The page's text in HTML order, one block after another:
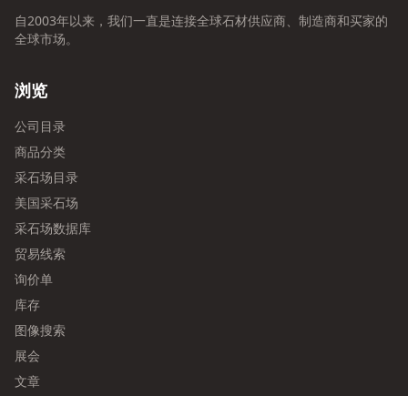
自2003年以来，我们一直是连接全球石材供应商、制造商和买家的
全球市场。
浏览
公司目录
商品分类
采石场目录
美国采石场
采石场数据库
贸易线索
询价单
库存
图像搜索
展会
文章